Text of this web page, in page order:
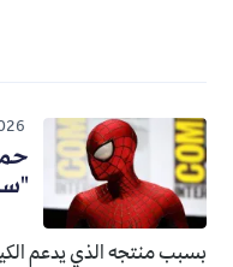
بسبب منتجه الذي يدعم